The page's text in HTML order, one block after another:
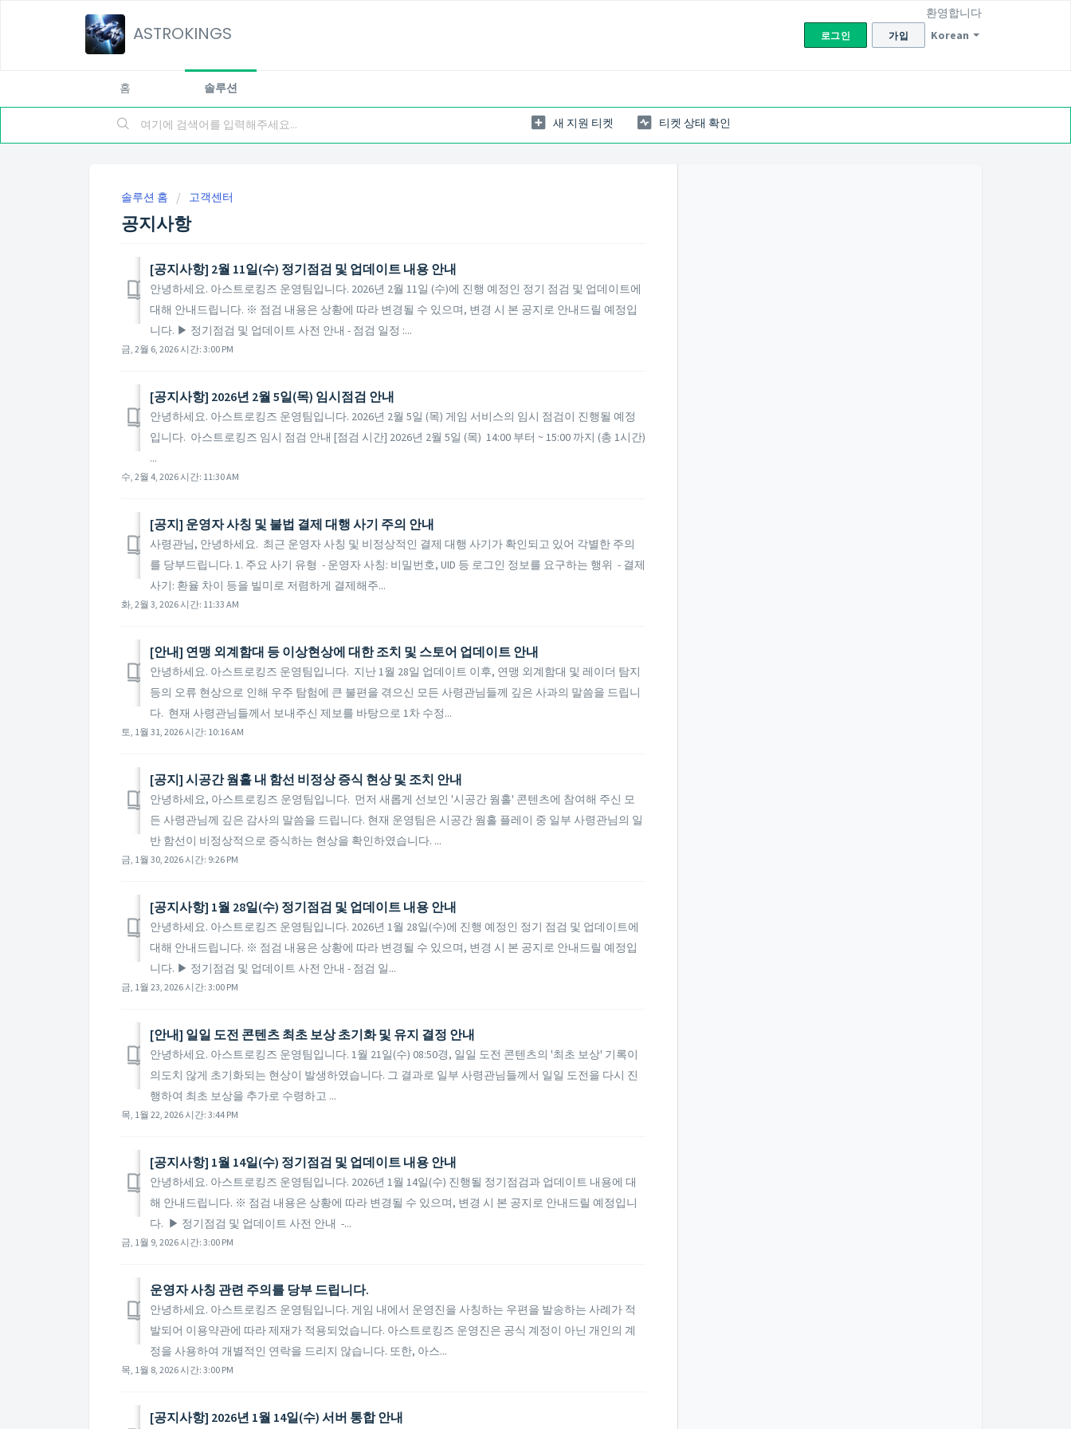
ASTROKINGS Korean
환영합니다
로그인 가입
홈 솔루션
새 지원 티켓 티켓 상태 확인
솔루션 홈 고객센터
공지사항
[공지사항] 2월 11일(수) 정기점검 및 업데이트 내용 안내
안녕하세요. 아스트로킹즈 운영팀입니다. 2026년 2월 11일 (수)에 진행 예정인 정기 점검 및 업데이트에
대해 안내드립니다. ※ 점검 내용은 상황에 따라 변경될 수 있으며, 변경 시 본 공지로 안내드릴 예정입
니다. ▶ 정기점검 및 업데이트 사전 안내 - 점검 일정 :...
금, 2월 6, 2026 시간: 3:00 PM
[공지사항] 2026년 2월 5일(목) 임시점검 안내
안녕하세요. 아스트로킹즈 운영팀입니다. 2026년 2월 5일 (목) 게임 서비스의 임시 점검이 진행될 예정
입니다. 아스트로킹즈 임시 점검 안내 [점검 시간] 2026년 2월 5일 (목) 14:00 부터 ~ 15:00 까지 (총 1시간)
...
수, 2월 4, 2026 시간: 11:30 AM
[공지] 운영자 사칭 및 불법 결제 대행 사기 주의 안내
사령관님, 안녕하세요. 최근 운영자 사칭 및 비정상적인 결제 대행 사기가 확인되고 있어 각별한 주의
를 당부드립니다. 1. 주요 사기 유형 - 운영자 사칭: 비밀번호, UID 등 로그인 정보를 요구하는 행위 - 결제
사기: 환율 차이 등을 빌미로 저렴하게 결제해주...
화, 2월 3, 2026 시간: 11:33 AM
[안내] 연맹 외계함대 등 이상현상에 대한 조치 및 스토어 업데이트 안내
안녕하세요. 아스트로킹즈 운영팀입니다. 지난 1월 28일 업데이트 이후, 연맹 외계함대 및 레이더 탐지
등의 오류 현상으로 인해 우주 탐험에 큰 불편을 겪으신 모든 사령관님들께 깊은 사과의 말씀을 드립니
다. 현재 사령관님들께서 보내주신 제보를 바탕으로 1차 수정...
토, 1월 31, 2026 시간: 10:16 AM
[공지] 시공간 웜홀 내 함선 비정상 증식 현상 및 조치 안내
안녕하세요, 아스트로킹즈 운영팀입니다. 먼저 새롭게 선보인 '시공간 웜홀' 콘텐츠에 참여해 주신 모
든 사령관님께 깊은 감사의 말씀을 드립니다. 현재 운영팀은 시공간 웜홀 플레이 중 일부 사령관님의 일
반 함선이 비정상적으로 증식하는 현상을 확인하였습니다. ...
금, 1월 30, 2026 시간: 9:26 PM
[공지사항] 1월 28일(수) 정기점검 및 업데이트 내용 안내
안녕하세요. 아스트로킹즈 운영팀입니다. 2026년 1월 28일(수)에 진행 예정인 정기 점검 및 업데이트에
대해 안내드립니다. ※ 점검 내용은 상황에 따라 변경될 수 있으며, 변경 시 본 공지로 안내드릴 예정입
니다. ▶ 정기점검 및 업데이트 사전 안내 - 점검 일...
금, 1월 23, 2026 시간: 3:00 PM
[안내] 일일 도전 콘텐츠 최초 보상 초기화 및 유지 결정 안내
안녕하세요. 아스트로킹즈 운영팀입니다. 1월 21일(수) 08:50경, 일일 도전 콘텐츠의 '최초 보상' 기록이
의도치 않게 초기화되는 현상이 발생하였습니다. 그 결과로 일부 사령관님들께서 일일 도전을 다시 진
행하여 최초 보상을 추가로 수령하고 ...
목, 1월 22, 2026 시간: 3:44 PM
[공지사항] 1월 14일(수) 정기점검 및 업데이트 내용 안내
안녕하세요. 아스트로킹즈 운영팀입니다. 2026년 1월 14일(수) 진행될 정기점검과 업데이트 내용에 대
해 안내드립니다. ※ 점검 내용은 상황에 따라 변경될 수 있으며, 변경 시 본 공지로 안내드릴 예정입니
다. ▶ 정기점검 및 업데이트 사전 안내 -...
금, 1월 9, 2026 시간: 3:00 PM
운영자 사칭 관련 주의를 당부 드립니다.
안녕하세요. 아스트로킹즈 운영팀입니다. 게임 내에서 운영진을 사칭하는 우편을 발송하는 사례가 적
발되어 이용약관에 따라 제재가 적용되었습니다. 아스트로킹즈 운영진은 공식 계정이 아닌 개인의 계
정을 사용하여 개별적인 연락을 드리지 않습니다. 또한, 아스...
목, 1월 8, 2026 시간: 3:00 PM
[공지사항] 2026년 1월 14일(수) 서버 통합 안내